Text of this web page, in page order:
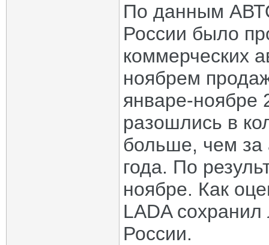
По данным
России было
коммерческих
ноябрем
январе-ноябре
разошлись в
больше, чем за
года. По
ноябре. Как
LADA
России.